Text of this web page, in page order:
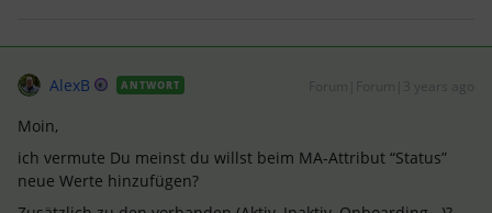
AlexB ANTWORT
Moin,
ich vermute Du meinst du willst beim MA-Attribut “Status”
neue Werte hinzufügen?